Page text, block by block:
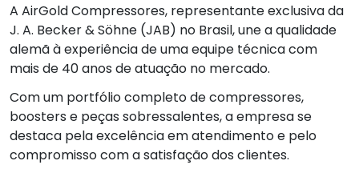
A AirGold Compressores, representante exclusiva da
J. A. Becker & Söhne (JAB) no Brasil, une a qualidade
alemã à experiência de uma equipe técnica com
mais de 40 anos de atuação no mercado.
Com um portfólio completo de compressores,
boosters e peças sobressalentes, a empresa se
destaca pela excelência em atendimento e pelo
compromisso com a satisfação dos clientes.